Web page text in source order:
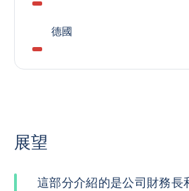
德國
展望
這部分介紹的是公司財務長